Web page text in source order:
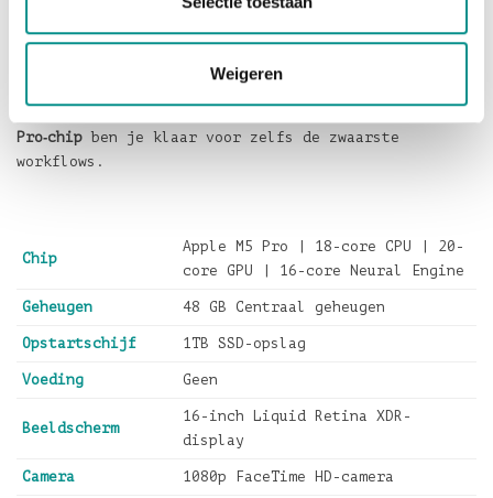
Weigeren
MacBook Pro 16-inch in Zilver kopen
DeMacBook Pro 16-inch M5 Pro in Zilveris een
uitstekende keuze voor professionals die maximale
kracht, betrouwbaarheid en schermkwaliteit zoeken.
Pro‑chip ben je klaar voor zelfs de zwaarste
workflows.
Chip
Apple M5 Pro | 18-core CPU | 20-
core GPU | 16-core Neural Engine
Geheugen 48 GB Centraal geheugen
Opstartschijf 1TB SSD-opslag
Voeding Geen
Beeldscherm
16-inch Liquid Retina XDR-
display
Camera 1080p FaceTime HD-camera